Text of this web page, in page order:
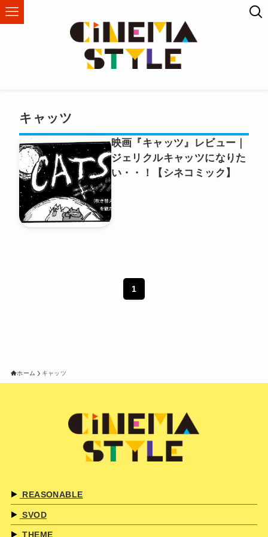
キャッツ
映画『キャッツ』レビュー｜
ジェリクルキャッツになりた
い・・！【シネコミック】
1
ホーム キャッツ
REASONABLE
SVOD
THEME